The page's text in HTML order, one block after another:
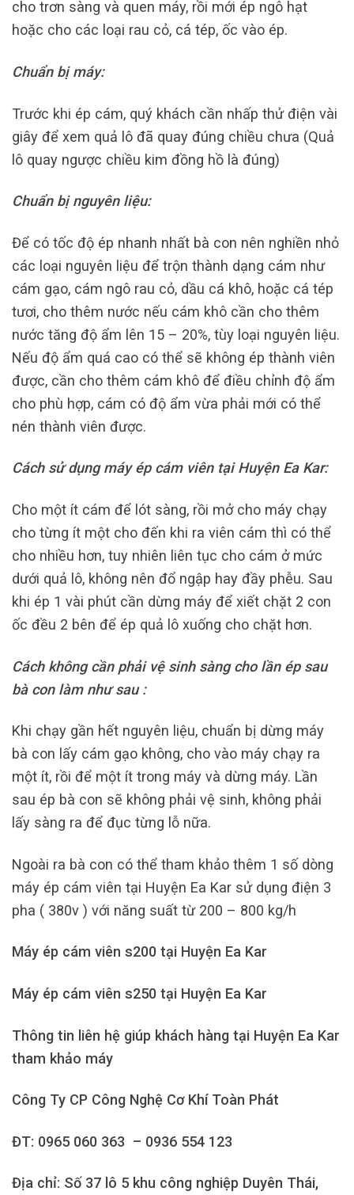
cho trơn sàng và quen máy, rồi mới ép ngô hạt
hoặc cho các loại rau cỏ, cá tép, ốc vào ép.
Chuẩn bị máy:
Trước khi ép cám, quý khách cần nhấp thử điện vài
giây để xem quả lô đã quay đúng chiều chưa (Quả
lô quay ngược chiều kim đồng hồ là đúng)
Chuẩn bị nguyên liệu:
Để có tốc độ ép nhanh nhất bà con nên nghiền nhỏ
các loại nguyên liệu để trộn thành dạng cám như
cám gạo, cám ngô rau cỏ, dầu cá khô, hoặc cá tép
tươi, cho thêm nước nếu cám khô cần cho thêm
nước tăng độ ẩm lên 15 – 20%, tùy loại nguyên liệu.
Nếu độ ẩm quá cao có thể sẽ không ép thành viên
được, cần cho thêm cám khô để điều chỉnh độ ẩm
cho phù hợp, cám có độ ẩm vừa phải mới có thể
nén thành viên được.
Cách sử dụng máy ép cám viên tại Huyện Ea Kar:
Cho một ít cám để lót sàng, rồi mở cho máy chạy
cho từng ít một cho đến khi ra viên cám thì có thể
cho nhiều hơn, tuy nhiên liên tục cho cám ở mức
dưới quả lô, không nên đổ ngập hay đầy phễu. Sau
khi ép 1 vài phút cần dừng máy để xiết chặt 2 con
ốc đều 2 bên để ép quả lô xuống cho chặt hơn.
Cách không cần phải vệ sinh sàng cho lần ép sau
bà con làm như sau :
Khi chạy gần hết nguyên liệu, chuẩn bị dừng máy
bà con lấy cám gạo không, cho vào máy chạy ra
một ít, rồi để một ít trong máy và dừng máy. Lần
sau ép bà con sẽ không phải vệ sinh, không phải
lấy sàng ra để đục từng lỗ nữa.
Ngoài ra bà con có thể tham khảo thêm 1 số dòng
máy ép cám viên tại Huyện Ea Kar sử dụng điện 3
pha ( 380v ) với năng suất từ 200 – 800 kg/h
Máy ép cám viên s200 tại Huyện Ea Kar
Máy ép cám viên s250 tại Huyện Ea Kar
Thông tin liên hệ giúp khách hàng tại Huyện Ea Kar
tham khảo máy
Công Ty CP Công Nghệ Cơ Khí Toàn Phát
ĐT: 0965 060 363 – 0936 554 123
Địa chỉ: Số 37 lô 5 khu công nghiệp Duyên Thái,